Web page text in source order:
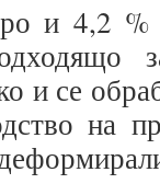
и 4,2 %
и се
на